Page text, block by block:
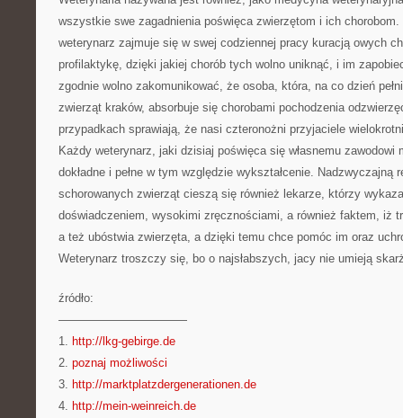
wszystkie swe zagadnienia poświęca zwierzętom i ich
weterynarz zajmuje się w swej codziennej pracy kuracją owych
profilaktykę, dzięki jakiej chorób tych wolno uniknąć, i im
zgodnie wolno zakomunikować, że osoba, która, na co dzień
zwierząt kraków, absorbuje się chorobami pochodzenia
przypadkach sprawiają, że nasi czteronożni przyjaciele
Każdy weterynarz, jaki dzisiaj poświęca się własnemu zawodowi
dokładne i pełne w tym względzie wykształcenie. Nadzwyczajną
schorowanych zwierząt cieszą się również lekarze, którzy
doświadczeniem, wysokimi zręcznościami, a również faktem, iż
a też ubóstwia zwierzęta, a dzięki temu chce pomóc im oraz
Weterynarz troszczy się, bo o najsłabszych, jacy nie umieją
źródło:
———————————
1. http://lkg-gebirge.de
2. poznaj możliwości
3. http://marktplatzdergenerationen.de
4. http://mein-weinreich.de